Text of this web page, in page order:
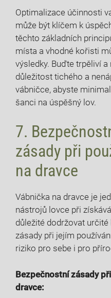
Optimalizace účinnosti
může být klíčem k
těchto základních
místa a vhodné kořisti
výsledky. Buďte trpěliví
důležitost tichého a
vábničce, abyste
šanci na úspěšný lov.
7.
zásady při
na dravce
Vábnička na dravce je
nástrojů lovce při
důležité dodržovat
zásady při jejím
riziko pro sebe i pro
Bezpečnostní zásady
dravce: